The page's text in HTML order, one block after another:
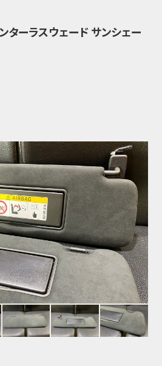
ターラスウェード サンシェー